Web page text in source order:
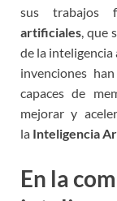
sus trabajos
artificiales , que
de la
invenciones
capaces de
mejorar y
la Inteligencia
En la